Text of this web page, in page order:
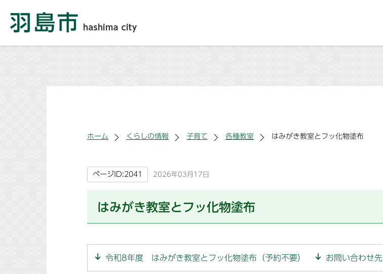
ホーム くらしの情報 子育て 各種教室 はみがき教室とフッ化物塗布
ページID:2041 2026年03月17日
はみがき教室とフッ化物塗布
令和8年度 はみがき教室とフッ化物塗布（予約不要） お問い合わせ先